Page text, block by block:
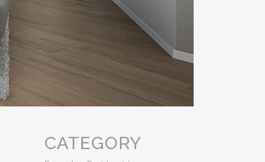
CATEGORY